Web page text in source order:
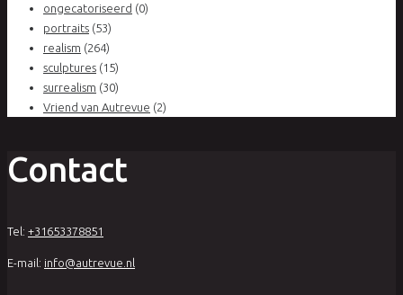
ongecatoriseerd (0)
portraits (53)
realism (264)
sculptures (15)
surrealism (30)
Vriend van Autrevue (2)
Contact
Tel: +31653378851
E-mail: info@autrevue.nl